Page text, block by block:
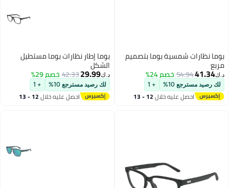
بوما نظارات شمسية بوما بتصميم
مربع
د.ك‏41.34
54.94خصم 24%
لك رصيد مسترجع 10% + 1
احصل عليه خلال 12 - 13
بوما إطار نظارات بوما مستطيل
الشكل
د.ك‏29.99
42.33خصم 29%
لك رصيد مسترجع 10% + 1
احصل عليه خلال 12 - 13